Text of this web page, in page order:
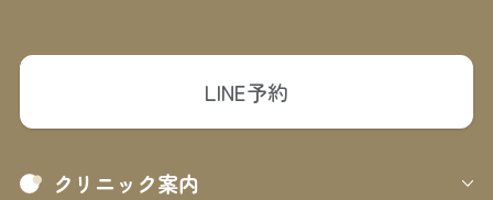
LINE予約
クリニック案内